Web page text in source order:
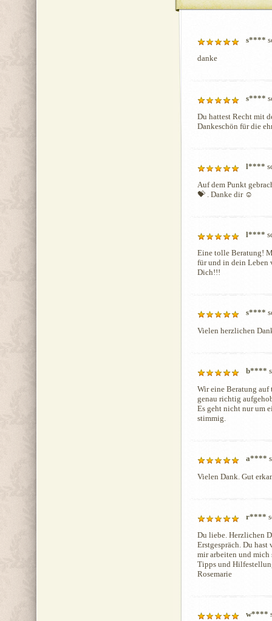
s****
danke
s****
Du hattest Recht mit
Dankeschön für die
l****
Auf dem Punkt
💝 . Danke dir ☺ ️
l****
Eine tolle Beratung!
für und in dein Leben
Dich!!!
s****
Vielen herzlichen
b****
Wir eine Beratung auf
genau richtig
Es geht nicht nur um
stimmig.
a****
Vielen Dank. Gut
r****
Du liebe. Herzlichen
Erstgespräch. Du
mir arbeiten und mich
Tipps und
Rosemarie
w****